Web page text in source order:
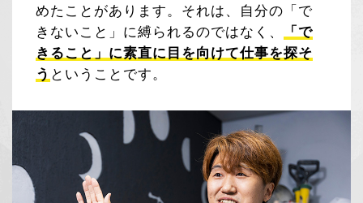
めたことがあります。それは、自分の「で
きないこと」に縛られるのではなく、
「で
きること」に素直に目を向けて仕事を探そ
う ということです。